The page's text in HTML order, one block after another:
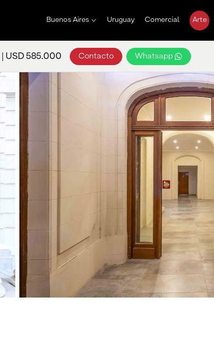
Buenos Aires Uruguay Comercial Arte
USD 585.000 Contacto Whatsapp